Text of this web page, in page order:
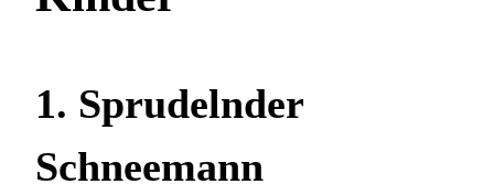
1. Sprudelnder
Schneemann